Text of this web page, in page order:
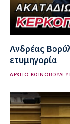
Ανδρέας
ετυμηγορία
ΑΡΧΕΙΟ